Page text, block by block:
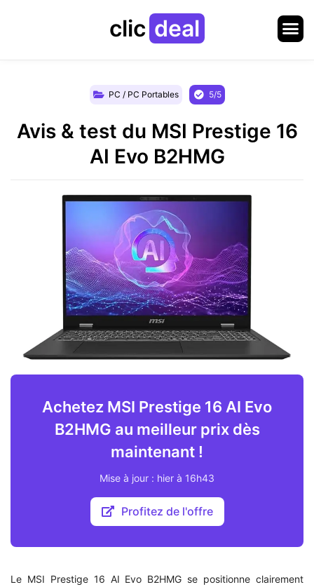
clic deal
PC / PC Portables 5/5
Avis & test du MSI Prestige 16
AI Evo B2HMG
Achetez MSI Prestige 16 AI Evo
B2HMG au meilleur prix dès
maintenant !
Mise à jour : hier à 16h43
Profitez de l'offre
Le MSI Prestige 16 AI Evo B2HMG se positionne clairement